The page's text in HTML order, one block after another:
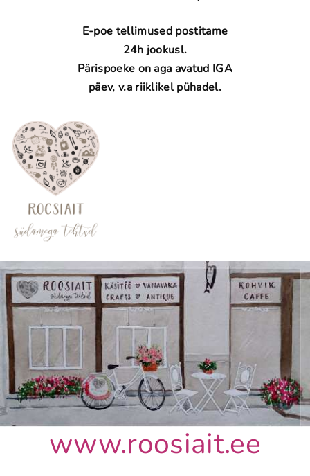
E-poe tellimused postitame
24h jookusl.
Pärispoeke on aga avatud IGA
päev, v.a riiklikel pühadel.
www.roosiait.ee